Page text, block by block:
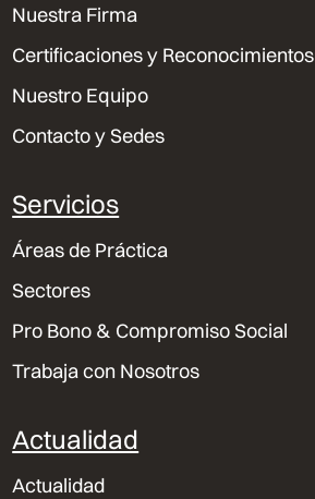
Nuestra Firma
Certificaciones y Reconocimientos
Nuestro Equipo
Contacto y Sedes
Servicios
Áreas de Práctica
Sectores
Pro Bono & Compromiso Social
Trabaja con Nosotros
Actualidad
Actualidad